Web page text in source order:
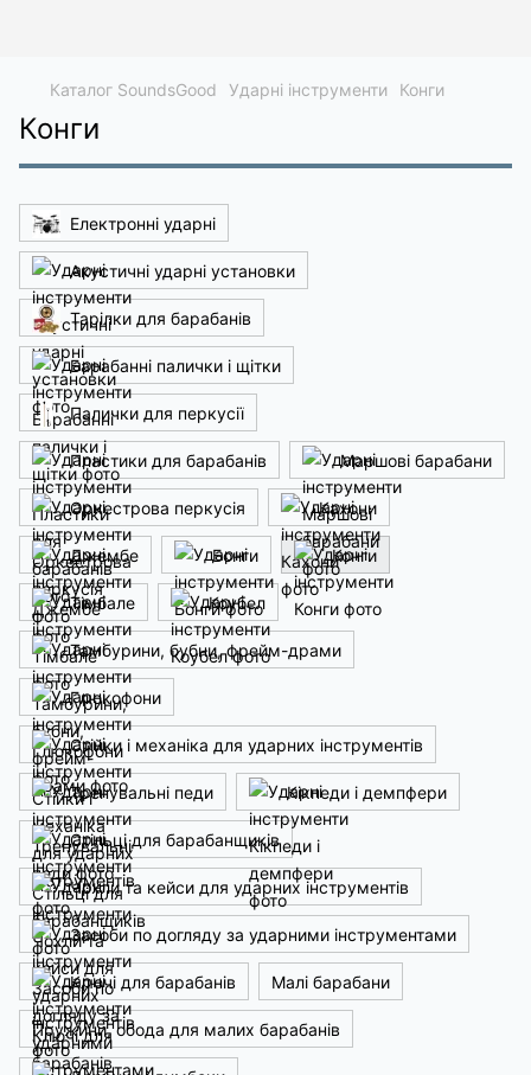
Каталог SoundsGood Ударні інструменти Конги
Конги
Електронні ударні
Акустичні ударні установки
Тарілки для барабанів
Барабанні палички і щітки
Палички для перкусії
Пластики для барабанів Маршові барабани
Оркестрова перкусія Кахони
Джембе Бонги Конги
Тімбале Коубел
Тамбурини, бубни, фрейм-драми
Глюкофони
Стійки і механіка для ударних інструментів
Тренувальні педи Кікпеди і демпфери
Стільці для барабанщиків
Чохли та кейси для ударних інструментів
Засоби по догляду за ударними інструментами
Ключі для барабанів Малі барабани
Пружини, обода для малих барабанів